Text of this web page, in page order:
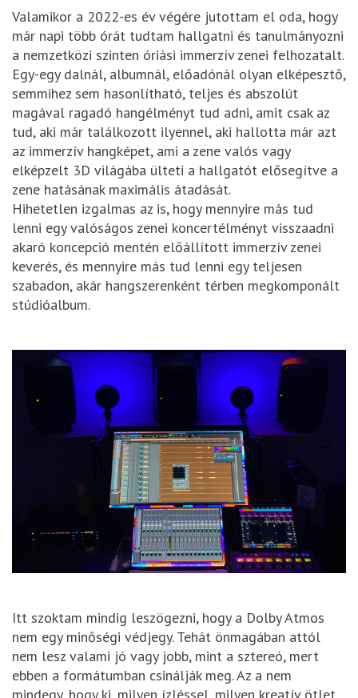
Valamikor a 2022-es év végére jutottam el oda, hogy
már napi több órát tudtam hallgatni és tanulmányozni
a nemzetközi szinten óriási immerzív zenei felhozatalt.
Egy-egy dalnál, albumnál, előadónál olyan elképesztő,
semmihez sem hasonlítható, teljes és abszolút
magával ragadó hangélményt tud adni, amit csak az
tud, aki már találkozott ilyennel, aki hallotta már azt
az immerzív hangképet, ami a zene valós vagy
elképzelt 3D világába ülteti a hallgatót elősegítve a
zene hatásának maximális átadását.
Hihetetlen izgalmas az is, hogy mennyire más tud
lenni egy valóságos zenei koncertélményt visszaadni
akaró koncepció mentén előállított immerzív zenei
keverés, és mennyire más tud lenni egy teljesen
szabadon, akár hangszerenként térben megkomponált
stúdióalbum.
Itt szoktam mindig leszögezni, hogy a Dolby Atmos
nem egy minőségi védjegy. Tehát önmagában attól
nem lesz valami jó vagy jobb, mint a sztereó, mert
ebben a formátumban csinálják meg. Az a nem